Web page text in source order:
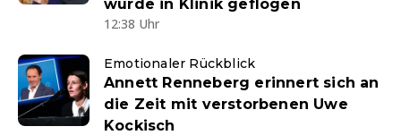
wurde in Klinik geflogen
12:38 Uhr
Emotionaler Rückblick
Annett Renneberg erinnert sich an
die Zeit mit verstorbenen Uwe
Kockisch